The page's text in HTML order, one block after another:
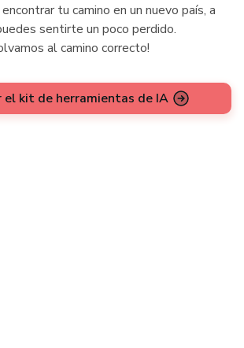
tu camino en un nuevo país, a
sentirte un poco perdido.
al camino correcto!
el kit de herramientas de IA